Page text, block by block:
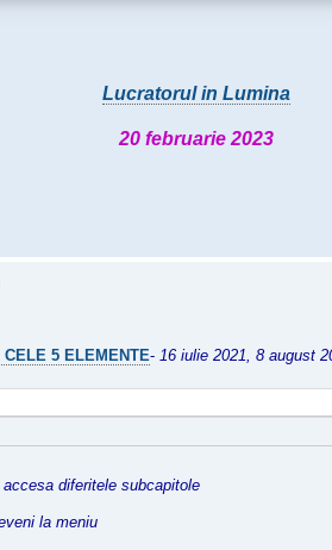
Lucratorul in Lumina
20 februarie 2023
5 ELEMENTE- 16 iulie 2021, 8 august
diferitele subcapitole
la meniu